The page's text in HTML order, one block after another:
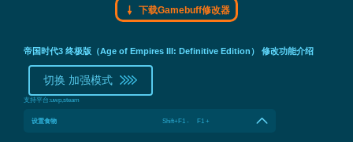
下载Gamebuff修改器
帝国时代3 终极版（Age of Empires III: Definitive Edition） 修改功能介绍
切换 加强模式
支持平台:uwp,steam
设置食物 Shift+F1 - F1 +